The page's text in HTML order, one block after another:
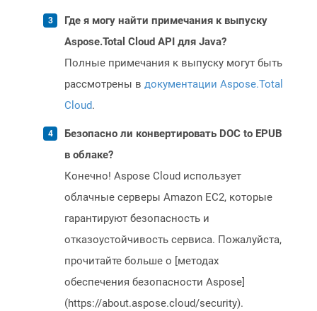
Где я могу найти примечания к выпуску
Aspose.Total Cloud API для Java?
Полные примечания к выпуску могут быть
рассмотрены в документации Aspose.Total
Cloud.
Безопасно ли конвертировать DOC to EPUB
в облаке?
Конечно! Aspose Cloud использует
облачные серверы Amazon EC2, которые
гарантируют безопасность и
отказоустойчивость сервиса. Пожалуйста,
прочитайте больше о [методах
обеспечения безопасности Aspose]
(https://about.aspose.cloud/security).